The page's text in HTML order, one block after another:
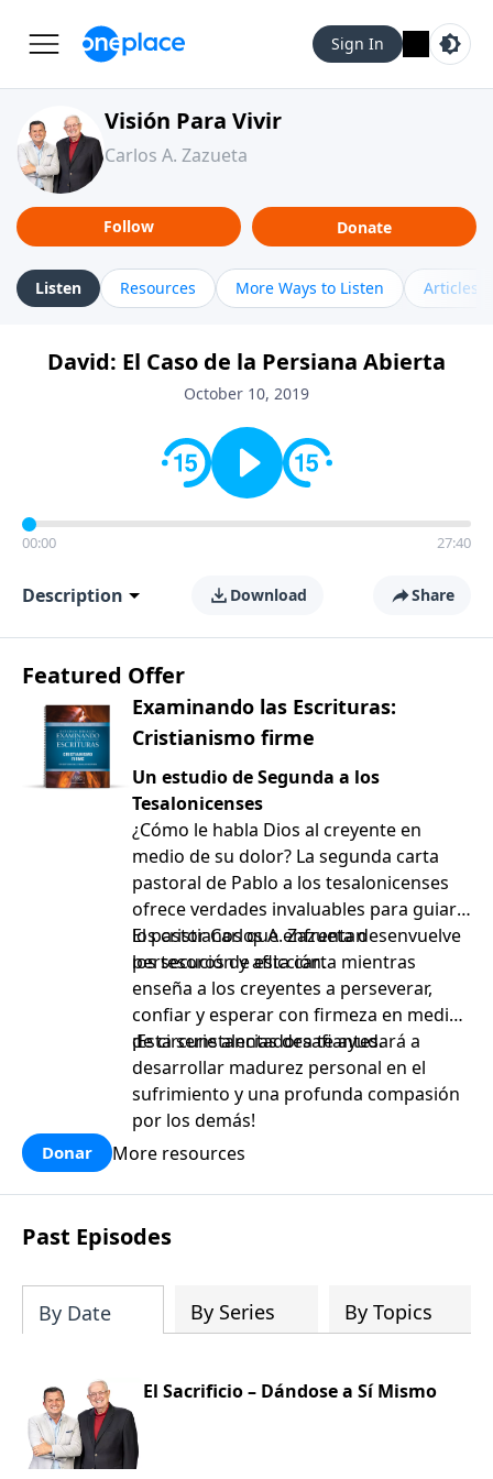
Sign In
Visión Para Vivir
Carlos A. Zazueta
Follow Donate
Listen Resources More Ways to Listen Articles
David: El Caso de la Persiana Abierta
October 10, 2019
00:00 27:40
Description Download Share
Featured Offer
Examinando las Escrituras:
Cristianismo firme
Un estudio de Segunda a los
Tesalonicenses
¿Cómo le habla Dios al creyente en
medio de su dolor? La segunda carta
pastoral de Pablo a los tesalonicenses
ofrece verdades invaluables para guiar a
los cristianos que enfrentan
persecución y aflicción.
El pastor Carlos A. Zazueta desenvuelve
los tesoros de esta carta mientras
enseña a los creyentes a perseverar,
confiar y esperar con firmeza en medio
de circunstancias desafiantes.
¡Esta serie alentadora te ayudará a
desarrollar madurez personal en el
sufrimiento y una profunda compasión
por los demás!
Donar More resources
Past Episodes
By Date By Series By Topics
El Sacrificio – Dándose a Sí Mismo